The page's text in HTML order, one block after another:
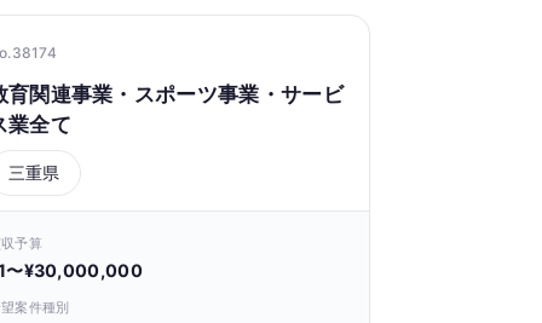
育関連事業・スポーツ事業・サービ
業全て
三重県
予算
〜¥30,000,000
案件種別